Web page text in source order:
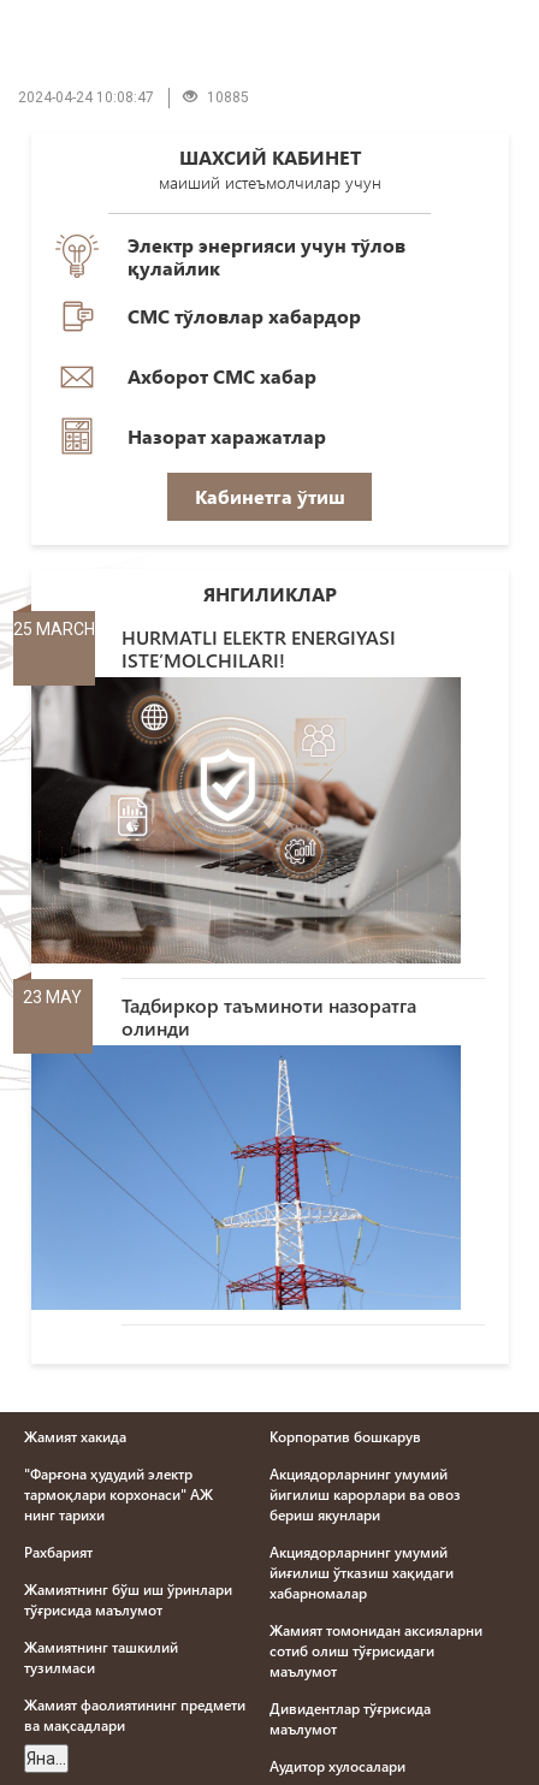
2024-04-24 10:08:47 10885
ШАХСИЙ КАБИНЕТ
маиший истеъмолчилар учун
Электр энергияси учун тўлов
қулайлик
СМС тўловлар хабардор
Ахборот СМС хабар
Назорат харажатлар
Кабинетга ўтиш
ЯНГИЛИКЛАР
25 MARCH
HURMATLI ELEKTR ENERGIYASI
ISTE’MOLCHILARI!
23 MAY
Тадбиркор таъминоти назоратга
олинди
Жамият хакида
"Фарғона ҳудудий электр
тармоқлари корхонаси" АЖ
нинг тарихи
Рахбарият
Жамиятнинг бўш иш ўринлари
тўғрисида маълумот
Жамиятнинг ташкилий
тузилмаси
Жамият фаолиятининг предмети
ва мақсадлари
Яна...
Корпоратив бошкарув
Акциядорларнинг умумий
йигилиш карорлари ва овоз
бериш якунлари
Акциядорларнинг умумий
йиғилиш ўтказиш хақидаги
хабарномалар
Жамият томонидан аксияларни
сотиб олиш тўғрисидаги
маълумот
Дивидентлар тўғрисида
маълумот
Aудитор хулосалари